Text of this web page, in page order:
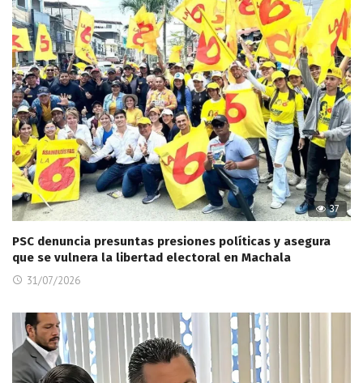
37
PSC denuncia presuntas presiones políticas y asegura
que se vulnera la libertad electoral en Machala
31/07/2026